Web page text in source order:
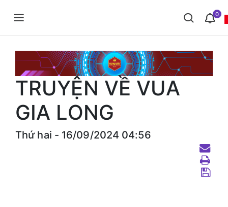
0
TRUYỆN VỀ VUA
GIA LONG
Thứ hai - 16/09/2024 04:56